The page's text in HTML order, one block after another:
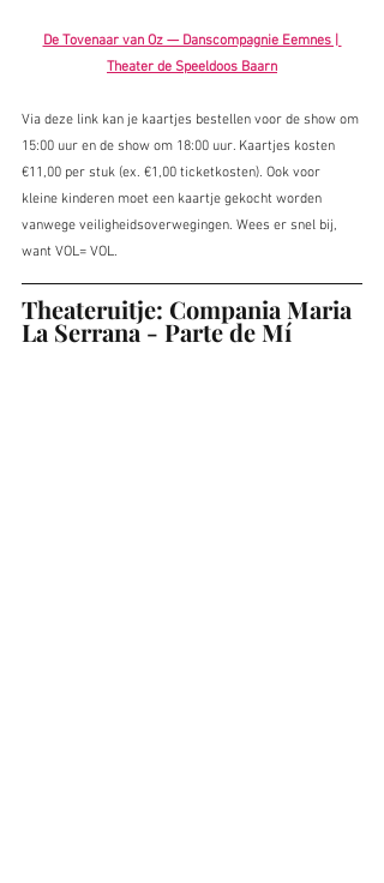
De Tovenaar van Oz — Danscompagnie Eemnes |
Theater de Speeldoos Baarn
Via deze link kan je kaartjes bestellen voor de show om
15:00 uur en de show om 18:00 uur. Kaartjes kosten
€11,00 per stuk (ex. €1,00 ticketkosten). Ook voor
kleine kinderen moet een kaartje gekocht worden
vanwege veiligheidsoverwegingen. Wees er snel bij,
want VOL= VOL.
Theateruitje: Compania Maria
La Serrana - Parte de Mí